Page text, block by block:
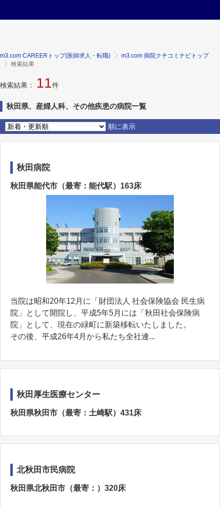
m3.com CAREERトップ(医師求人・転職)
m3.com 病院クチコミナビトップ
検索結果
検索結果： 11件
秋田県、産婦人科、その他疾患の病院一覧
順に表示
秋田病院
秋田県能代市（最寄：能代駅）163床
当院は昭和20年12月に「財団法人 社会保険協会 民生病
院」として開院し、平成5年5月には「秋田社会保険病
院」として、現在の緑町に新築移転いたしました。
その後、平成26年4月から私たち全社連...
秋田厚生医療センター
秋田県秋田市（最寄：土崎駅）431床
北秋田市民病院
秋田県北秋田市（最寄：）320床